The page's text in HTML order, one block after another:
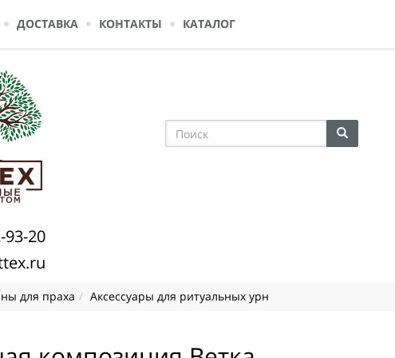
ДОСТАВКА КОНТАКТЫ КАТАЛОГ
93-20
для праха Аксессуары для ритуальных урн